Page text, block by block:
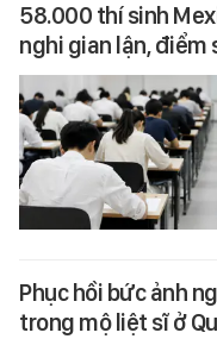
58.000 thí sinh
nghi gian lận,
Phục hồi bức ảnh
trong mộ liệt sĩ ở